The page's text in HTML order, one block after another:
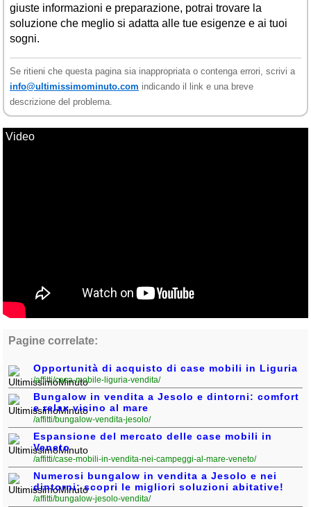
giuste informazioni e preparazione, potrai trovare la
soluzione che meglio si adatta alle tue esigenze e ai tuoi
sogni.
Se ritieni che questa pagina sia inappropriata o contenga errori, scrivi a
info@ultimissimominuto.com indicando il link e una breve
descrizione del problema.
Video
Pagine correlate:
Opportunità di acquisto di case mobili in Liguria
/affitti/casa-mobile-liguria-vendita/
Bungalow in vendita a Jesolo e dintorni: comfort
e relax vicino al mare
/affitti/bungalow-vendita-jesolo/
Espansione del mercato delle case mobili in
Veneto
/affitti/case-mobili-in-vendita-nei-campeggi-al-mare-veneto/
Numerosi bungalow in vendita a Jesolo e nei
dintorni: scopri le migliori soluzioni abitative!
/affitti/bungalow-jesolo-vendita/